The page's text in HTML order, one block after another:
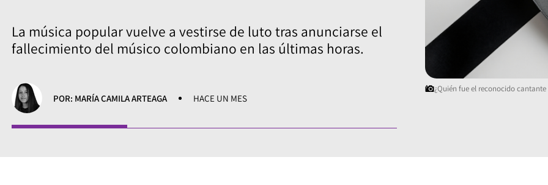
La música popular vuelve a vestirse de luto tras anunciarse el
fallecimiento del músico colombiano en las últimas horas.
POR: MARÍA CAMILA ARTEAGA HACE UN MES
¿Quién fue el reconocido